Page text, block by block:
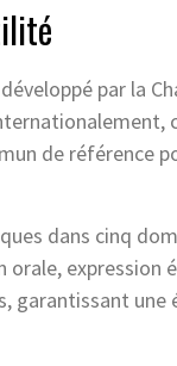
par la
de référence
dans cinq
orale, expression
garantissant une